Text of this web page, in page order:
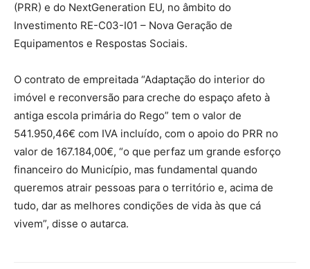
(PRR) e do NextGeneration EU, no âmbito do
Investimento RE-C03-I01 – Nova Geração de
Equipamentos e Respostas Sociais.
O contrato de empreitada “Adaptação do interior do
imóvel e reconversão para creche do espaço afeto à
antiga escola primária do Rego” tem o valor de
541.950,46€ com IVA incluído, com o apoio do PRR no
valor de 167.184,00€, “o que perfaz um grande esforço
financeiro do Município, mas fundamental quando
queremos atrair pessoas para o território e, acima de
tudo, dar as melhores condições de vida às que cá
vivem”, disse o autarca.